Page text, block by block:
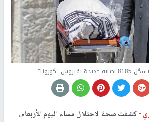
"كورونا"
-كشفت صحة الاحتلال مساء اليوم الأربعاء،